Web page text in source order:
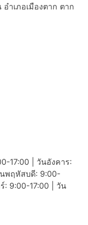
อำเภอเมืองตาก ตาก
17:00 | วันอังคาร:
พฤหัสบดี: 9:00-
: 9:00-17:00 | วัน